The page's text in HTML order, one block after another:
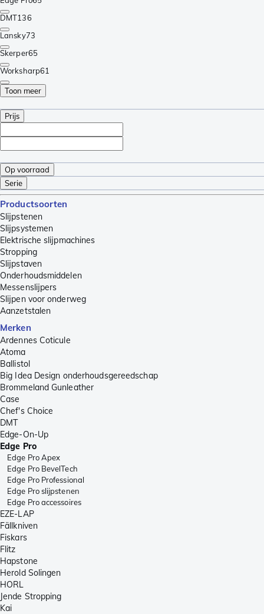
DMT136
Lansky73
Skerper65
Worksharp61
Toon meer
Prijs
Op voorraad
Serie
Productsoorten
Slijpstenen
Slijpsystemen
Elektrische slijpmachines
Stropping
Slijpstaven
Onderhoudsmiddelen
Messenslijpers
Slijpen voor onderweg
Aanzetstalen
Merken
Ardennes Coticule
Atoma
Ballistol
Big Idea Design onderhoudsgereedschap
Brommeland Gunleather
Case
Chef's Choice
DMT
Edge-On-Up
Edge Pro
Edge Pro Apex
Edge Pro BevelTech
Edge Pro Professional
Edge Pro slijpstenen
Edge Pro accessoires
EZE-LAP
Fällkniven
Fiskars
Flitz
Hapstone
Herold Solingen
HORL
Jende Stropping
Kai